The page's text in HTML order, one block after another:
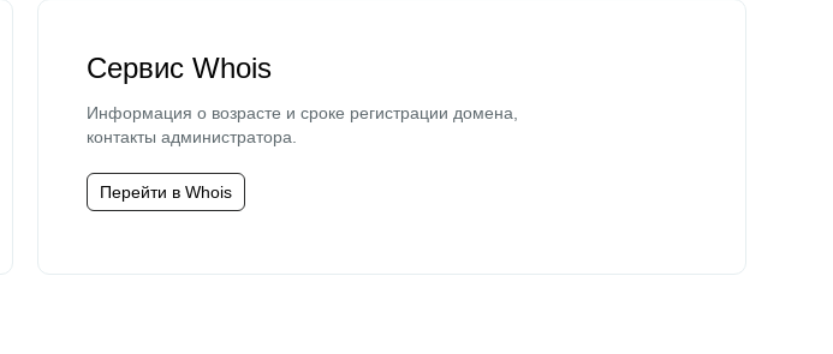
Сервис Whois
Информация о возрасте и сроке регистрации домена,
контакты администратора.
Перейти в Whois